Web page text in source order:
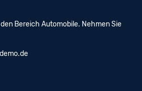
Bereich Automobile. Nehmen Sie